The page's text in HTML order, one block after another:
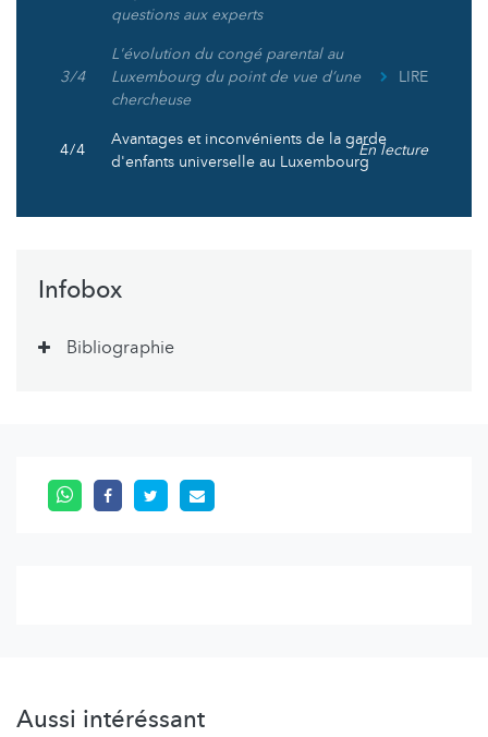
questions aux experts
3 / 4
L'évolution du congé parental au
Luxembourg du point de vue d’une
chercheuse
LIRE
4 / 4
Avantages et inconvénients de la garde
d'enfants universelle au Luxembourg
En lecture
Infobox
Bibliographie
Aussi intéréssant